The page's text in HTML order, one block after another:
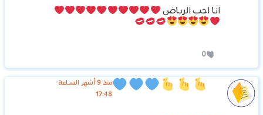
انا احب الرياض
0
منذ 9 أشهر الساعة
17:48